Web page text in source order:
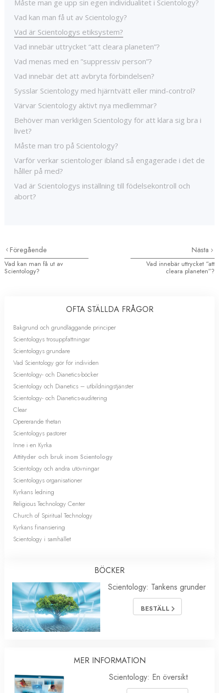
Måste man ge upp sin egen individualitet i Scientology?
Vad kan man få ut av Scientology?
Vad är Scientologys etiksystem?
Vad innebär uttrycket “att cleara planeten”?
Vad menas med en ”suppressiv person”?
Vad innebär det att avbryta förbindelsen?
Sysslar Scientology med hjärntvätt eller mind-control?
Värvar Scientology aktivt nya medlemmar?
Behöver man verkligen Scientology för att klara sig bra i
livet?
Måste man tro på Scientology?
Varför verkar scientologer ibland så engagerade i det de
håller på med?
Vad är Scientologys inställning till födelsekontroll och
abort?
Föregående
Vad kan man få ut av
Scientology?
Nästa
Vad innebär uttrycket “att
cleara planeten”?
OFTA STÄLLDA FRÅGOR
Bakgrund och grundläggande principer
Scientologys trosuppfattningar
Scientologys grundare
Vad Scientology gör för individen
Scientology- och Dianetics-böcker
Scientology och Dianetics – utbildningstjänster
Scientology- och Dianetics-auditering
Clear
Opererande thetan
Scientologys pastorer
Inne i en Kyrka
Attityder och bruk inom Scientology
Scientology och andra utövningar
Scientologys organisationer
Kyrkans ledning
Religious Technology Center
Church of Spiritual Technology
Kyrkans finansiering
Scientology i samhället
BÖCKER
Scientology: Tankens grunder
BESTÄLL
MER INFORMATION
Scientology: En översikt